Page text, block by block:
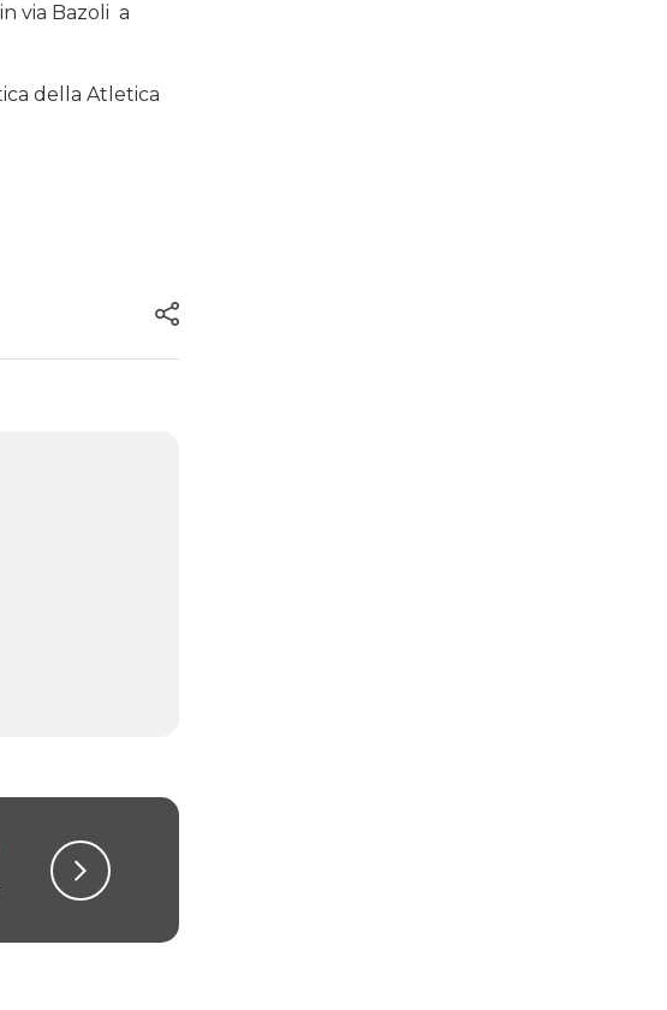
via Bazoli a
della Atletica